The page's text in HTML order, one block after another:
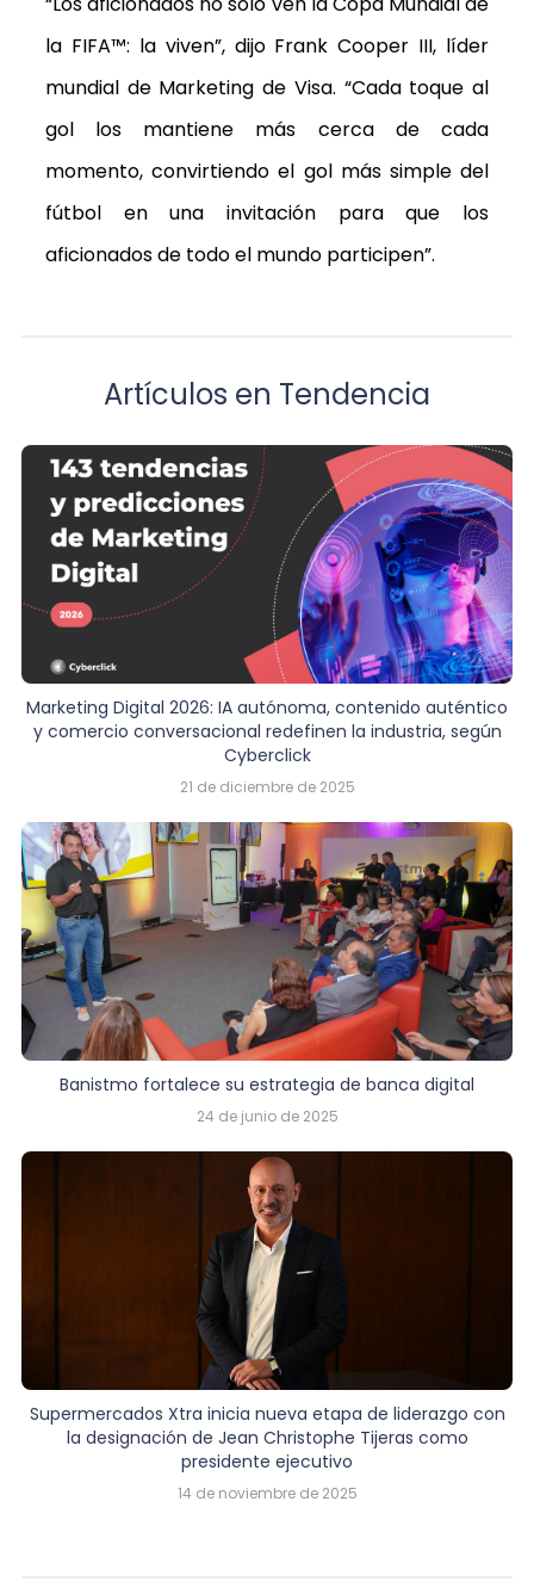
la FIFA™: la viven”, dijo Frank Cooper III, líder
mundial de Marketing de Visa. “Cada toque al
gol los mantiene más cerca de cada
momento, convirtiendo el gol más simple del
fútbol en una invitación para que los
aficionados de todo el mundo participen”.
Artículos en Tendencia
Marketing Digital 2026: IA autónoma, contenido auténtico
y comercio conversacional redefinen la industria, según
Cyberclick
21 de diciembre de 2025
Banistmo fortalece su estrategia de banca digital
24 de junio de 2025
Supermercados Xtra inicia nueva etapa de liderazgo con
la designación de Jean Christophe Tijeras como
presidente ejecutivo
14 de noviembre de 2025